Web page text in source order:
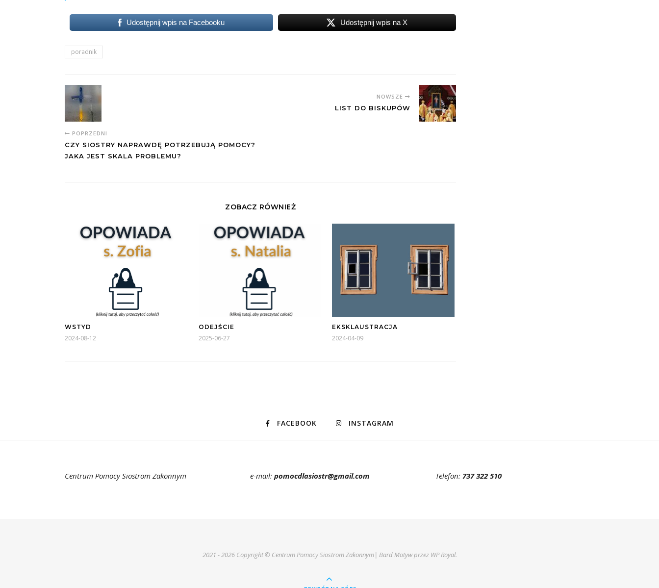
Udostępnij wpis na Facebooku Udostępnij wpis na X
poradnik
POPRZEDNI
CZY SIOSTRY NAPRAWDĘ POTRZEBUJĄ POMOCY?
JAKA JEST SKALA PROBLEMU?
NOWSZE
LIST DO BISKUPÓW
ZOBACZ RÓWNIEŻ
WSTYD
2024-08-12
ODEJŚCIE
2025-06-27
EKSKLAUSTRACJA
2024-04-09
FACEBOOK INSTAGRAM
Centrum Pomocy Siostrom Zakonnym e-mail: pomocdlasiostr@gmail.com Telefon: 737 322 510
2021 - 2026 Copyright © Centrum Pomocy Siostrom Zakonnym| Bard Motyw przez WP Royal.